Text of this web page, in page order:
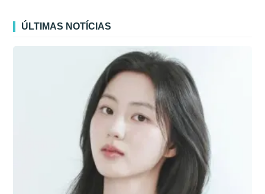
ÚLTIMAS NOTÍCIAS